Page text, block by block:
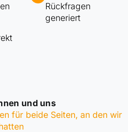
Rückfragen
generiert
und uns
für beide Seiten, an den wir